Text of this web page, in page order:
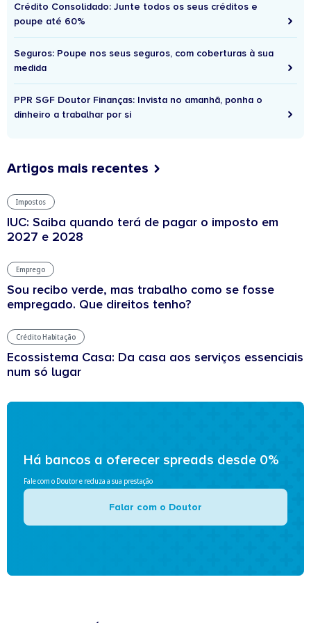
Crédito Consolidado: Junte todos os seus créditos e
poupe até 60%
Seguros: Poupe nos seus seguros, com coberturas à sua
medida
PPR SGF Doutor Finanças: Invista no amanhã, ponha o
dinheiro a trabalhar por si
Artigos mais recentes
Impostos
IUC: Saiba quando terá de pagar o imposto em
2027 e 2028
Emprego
Sou recibo verde, mas trabalho como se fosse
empregado. Que direitos tenho?
Crédito Habitação
Ecossistema Casa: Da casa aos serviços essenciais
num só lugar
Há bancos a oferecer spreads desde 0%
Fale com o Doutor e reduza a sua prestação
Falar com o Doutor